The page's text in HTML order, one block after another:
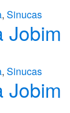
, Sinucas
Jobim
, Sinucas
Jobim